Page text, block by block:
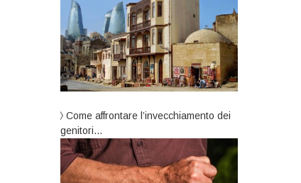
Come affrontare l’invecchiamento dei
genitori…